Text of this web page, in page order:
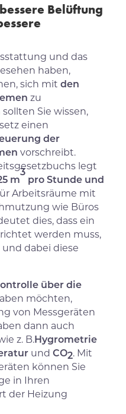
Belüftung
und das
haben,
sich mitden
zu
Sie wissen,
einen
der
vorschreibt.
legt
m
3
pro Stunde und
Arbeitsräume mit
wie Büros
dies, dass ein
werden muss,
dabei diese
über die
möchten,
von Messgeräten
dann auch
z. B.Hygrometrie
undCO2. Mit
können Sie
in Ihren
der Heizung